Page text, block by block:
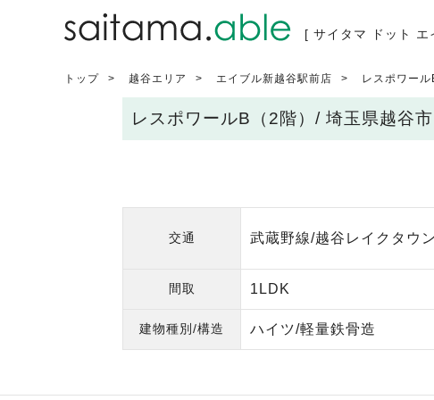
[ サイタマ ドット エ
トップ 越谷エリア エイブル新越谷駅前店 レスポワール
レスポワールB（2階）/ 埼玉県越谷
交通 武蔵野線/越谷レイクタウ
間取 1LDK
建物種別/構造 ハイツ/軽量鉄骨造